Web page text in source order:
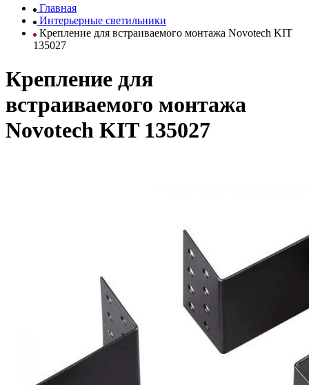
Главная
Интерьерные светильники
Крепление для встраиваемого монтажа Novotech KIT
135027
Крепление для
встраиваемого монтажа
Novotech KIT 135027